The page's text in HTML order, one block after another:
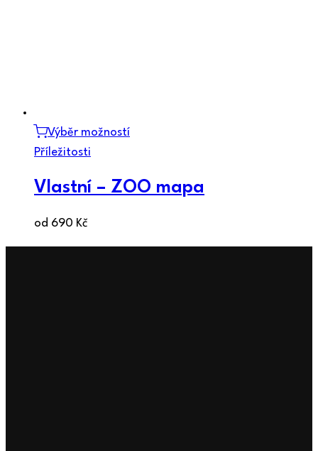
Výběr možností
Příležitosti
Vlastní – ZOO mapa
od 690 Kč